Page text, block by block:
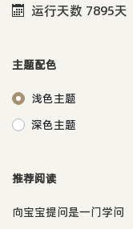
运行天数 7895天
主题配色
浅色主题
深色主题
推荐阅读
向宝宝提问是一门学问